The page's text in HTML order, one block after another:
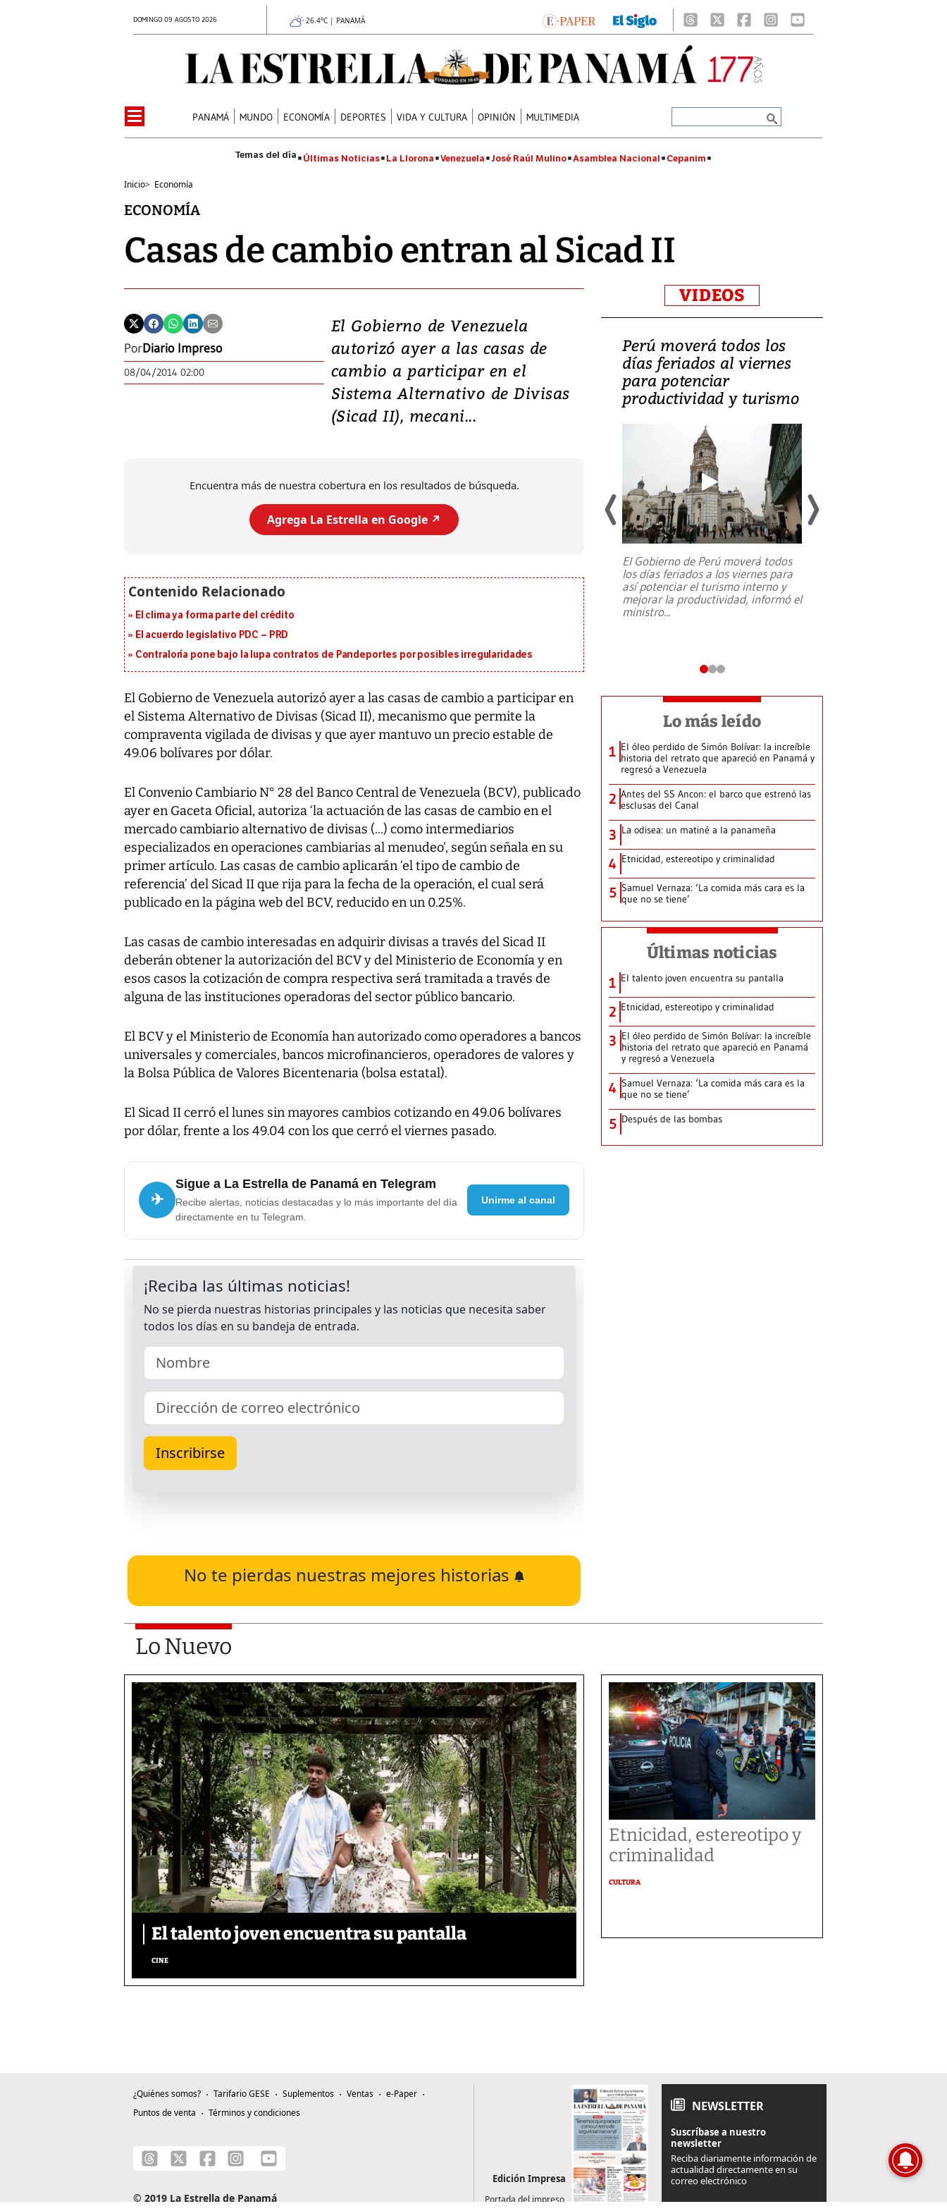
DOMINGO 09 AGOSTO 2026 26.4°C | PANAMÁ
PANAMÁ MUNDO ECONOMÍA DEPORTES VIDA Y CULTURA OPINIÓN MULTIMEDIA
Últimas Noticias La Llorona Venezuela José Raúl Mulino Asamblea Nacional Cepanim
Inicio> Economía
ECONOMÍA
Casas de cambio entran al Sicad II
PorDiario Impreso
08/04/2014 02:00
El Gobierno de Venezuela
autorizó ayer a las casas de
cambio a participar en el
Sistema Alternativo de Divisas
(Sicad II), mecani...
Encuentra más de nuestra cobertura en los resultados de búsqueda.
Agrega La Estrella en Google ↗️
El clima ya forma parte del crédito
El acuerdo legislativo PDC – PRD
Contraloría pone bajo la lupa contratos de Pandeportes por posibles irregularidades
El Gobierno de Venezuela autorizó ayer a las casas de cambio a participar en
el Sistema Alternativo de Divisas (Sicad II), mecanismo que permite la
compraventa vigilada de divisas y que ayer mantuvo un precio estable de
49.06 bolívares por dólar.
El Convenio Cambiario N° 28 del Banco Central de Venezuela (BCV), publicado
ayer en Gaceta Oficial, autoriza ‘la actuación de las casas de cambio en el
mercado cambiario alternativo de divisas (...) como intermediarios
especializados en operaciones cambiarias al menudeo’, según señala en su
primer artículo. Las casas de cambio aplicarán ‘el tipo de cambio de
referencia’ del Sicad II que rija para la fecha de la operación, el cual será
publicado en la página web del BCV, reducido en un 0.25%.
Las casas de cambio interesadas en adquirir divisas a través del Sicad II
deberán obtener la autorización del BCV y del Ministerio de Economía y en
esos casos la cotización de compra respectiva será tramitada a través de
alguna de las instituciones operadoras del sector público bancario.
El BCV y el Ministerio de Economía han autorizado como operadores a bancos
universales y comerciales, bancos microfinancieros, operadores de valores y
la Bolsa Pública de Valores Bicentenaria (bolsa estatal).
El Sicad II cerró el lunes sin mayores cambios cotizando en 49.06 bolívares
por dólar, frente a los 49.04 con los que cerró el viernes pasado.
✈
Sigue a La Estrella de Panamá en Telegram
Recibe alertas, noticias destacadas y lo más importante del día
directamente en tu Telegram.
Unirme al canal
No te pierdas nuestras mejores historias
VIDEOS
Video: Lula lanza su
candidatura con
promesas de inversión
en defensa, educación y
tierras raras
Entre recuerdos y escuetas
Perú moverá todos los
días feriados al viernes
para potenciar
productividad y turismo
El Gobierno de Perú moverá todos
los días feriados a los viernes para
así potenciar el turismo interno y
mejorar la productividad, informó el
ministro...
Lo más leído
1 El óleo perdido de Simón Bolívar: la increíble
historia del retrato que apareció en Panamá y
regresó a Venezuela
2 Antes del SS Ancon: el barco que estrenó las
esclusas del Canal
3 La odisea: un matiné a la panameña
4 Etnicidad, estereotipo y criminalidad
5 Samuel Vernaza: ‘La comida más cara es la
que no se tiene’
Últimas noticias
1 El talento joven encuentra su pantalla​
2 Etnicidad, estereotipo y criminalidad
3 El óleo perdido de Simón Bolívar: la increíble
historia del retrato que apareció en Panamá
y regresó a Venezuela
4 Samuel Vernaza: ‘La comida más cara es la
que no se tiene’
5 Después de las bombas
Lo Nuevo
El talento joven encuentra su pantalla​
CINE
Etnicidad, estereotipo y
criminalidad
CULTURA
¿Quiénes somos? Tarifario GESE Suplementos Ventas
e-Paper
Puntos de venta
Términos y condiciones
© 2019 La Estrella de Panamá
Edición Impresa
Portada del impreso
NEWSLETTER
Suscríbase a nuestro
newsletter
Reciba diariamente información de
actualidad directamente en su
correo electrónico